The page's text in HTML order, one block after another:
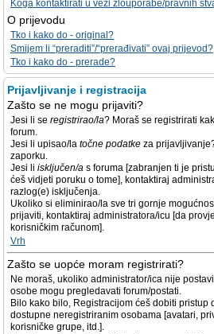
Koga kontaktirati u vezi zlouporabe/pravnih
O prijevodu
Tko i kako do - original?
Smijem li “preraditi”/“prerađivati” ovaj prijevod?
Tko i kako do - prerade?
Prijavljivanje i registracija
Zašto se ne mogu prijaviti?
Jesi li se registrirao/la? Moraš se registrirati
forum.
Jesi li upisao/la točne podatke za
zaporku.
Jesi li isključen/a s foruma [zabranjen ti je
ćeš vidjeti poruku o tome], kontaktiraj
razlog(e) isključenja.
Ukoliko si eliminirao/la sve tri gornje
prijaviti, kontaktiraj administratora/icu [da
korisničkim računom].
Vrh
Zašto se uopće moram registrirati?
Ne moraš, ukoliko administrator/ica nije
osobe mogu pregledavati forum/postati.
Bilo kako bilo, Registracijom ćeš dobiti pristup
dostupne neregistriranim osobama [avatari,
korisničke grupe, itd.].